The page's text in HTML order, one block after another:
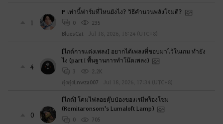
o
?
1
P เท่านี้ฟาร์มที่ไหนยังไง? วิธีคำนวนพลังโจมตี?
0
235
BluesCat
Jul 18, 2026, 18:24 (UTC+8)
4
[ไกด์การแต่งเพลง] อยากได้เพลงที่ชอบมาไว้ในเกม ทำยัง
ไง (part I พื้นฐานการทำโน๊ตเพลง)
3
2.2K
อุ๋งอุ๋งLnwza007
Jul 18, 2026, 17:34 (UTC+8)
0
[ไกด์] โคมไฟลอยตุ๊บป่องของเรมีทร็องโซม
(Remitaronsom's Lumaloft Lamp)
0
705